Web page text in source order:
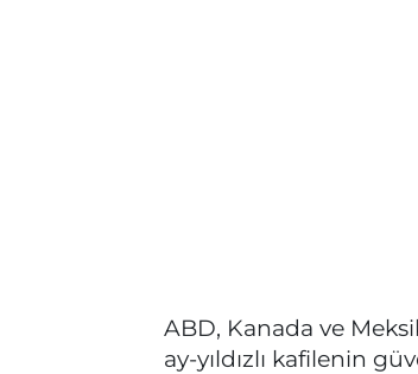
ABD, Kanada ve
ay-yıldızlı kafilenin